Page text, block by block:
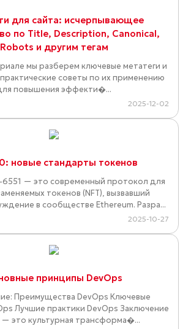
для сайта: исчерпывающее
по Title, Description, Canonical,
Robots и другим тегам
мы разберем ключевые метатеги и
советы по их применению
повышения эффекти�...
2025-12-02
новые стандарты токенов
6551 — это современный протокол для
токенов (NFT), вызвавший
в сообществе Ethereum. Разра...
2025-10-27
принципы DevOps
Преимущества DevOps Ключевые
Лучшие практики DevOps Заключение
— это культурная трансформа�...